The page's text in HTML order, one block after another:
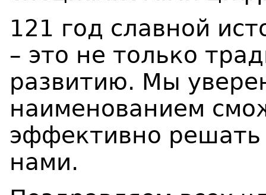
121 год славной
– это не только
развитию. Мы
наименованием
эффективно
нами.